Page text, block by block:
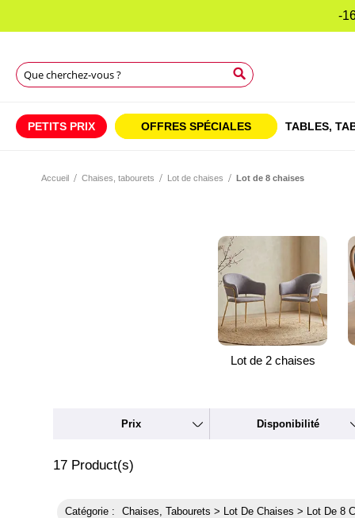
-
Chercher
PETITS PRIX OFFRES SPÉCIALES TABLES,
Accueil Chaises, tabourets Lot de chaises Lot de 8 chaises
Lot de 2 chaises
Prix Disponibilité
17 Product(s)
Catégorie : Chaises, Tabourets > Lot De Chaises > Lot De 8